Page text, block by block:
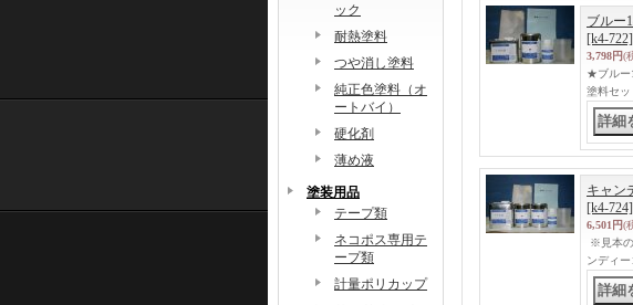
ック
耐熱塗料
つや消し塗料
純正色塗料（オ
ートバイ）
硬化剤
薄め液
塗装用品
テープ類
ネコポス専用テ
ープ類
計量ポリカップ
ブルー
[k4-722]
3,798円(
★ブルー
塗料セ
キャン
[k4-724]
6,501円(
※見本
ンディ